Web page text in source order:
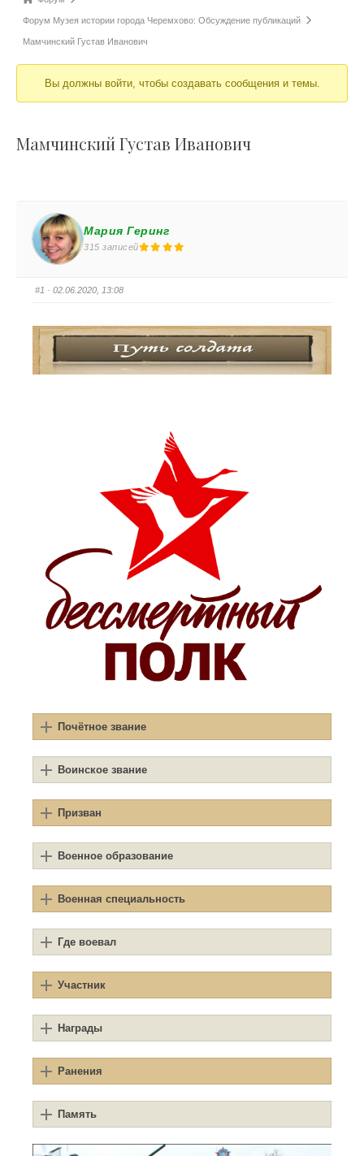
Форум Музея истории города Черемхово: Обсуждение публикаций
Мамчинский Густав Иванович
Вы должны войти, чтобы создавать сообщения и темы.
Мамчинский Густав Иванович
Мария Геринг
315 записей
#1 · 02.06.2020, 13:08
Почётное звание
Воинское звание
Призван
Военное образование
Военная специальность
Где воевал
Участник
Награды
Ранения
Память